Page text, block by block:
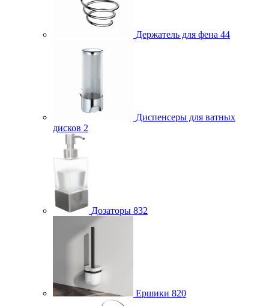
Держатель для фена 44
Диспенсеры для ватных
дисков 2
Дозаторы 832
Ершики 820